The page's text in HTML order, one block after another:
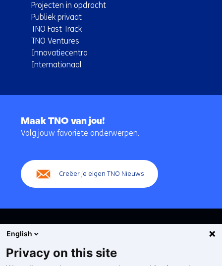
Projecten in opdracht
Publiek privaat
TNO Fast Track
TNO Ventures
Innovatiecentra
Internationaal
navigatie
Maak TNO van jou!
Volg jouw favoriete onderwerpen.
Creëer je eigen TNO Nieuws
English
Privacy on this site